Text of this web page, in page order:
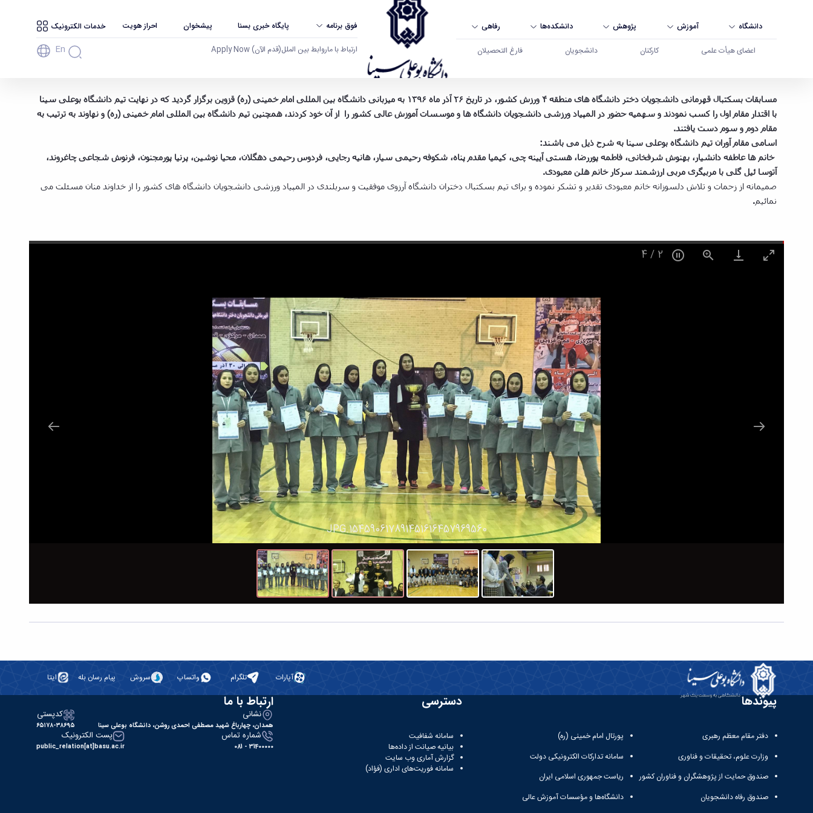
اعضای هیأت علمی کارکنان دانشجویان فارغ التحصیلان (قدم الآن) Apply Now En
قهرمانی تیم بسکتبال دختران دانشجو در مسابقات دانشگاه های منطقه 4 و کسب سهمیه المپیاد ورزشی دانشجویان - دانشگاه بوعلی سینا همدان
مسابقات بسکتبال قهرمانی دانشجویان دختر دانشگاه های منطقه ۴ ورزش کشور، در تاریخ ۲۶ آذر ماه ۱۳۹۶ به میزبانی دانشگاه بین المللی امام خمینی (ره) قزوین برگزار گردید که در نهایت تیم دانشگاه بوعلی سینا
با اقتدار مقام اول را کسب نمودند و سهمیه حضور در المپیاد ورزشی دانشجویان دانشگاه ها و موسسات آموزش عالی کشور را از آن خود کردند، همچنین تیم دانشگاه بین المللی امام خمینی (ره) و نهاوند به ترتیب به
مقام دوم و سوم دست یافتند.
اسامی مقام آوران تیم دانشگاه بوعلی سینا به شرح ذیل می باشند:
خانم ها عاطفه دانشیار، بهنوش شرفخانی، فاطمه پوررضا، هستی آیینه چی، کیمیا مقدم پناه، شکوفه رحیمی سیار، هانیه رجایی، فردوس رحیمی دهگلان، محیا نوشین، پرنیا پورمجنون، فرنوش شجاعی چاغروند،
آتوسا ئیل گلی با مربیگری مربی ارزشمند سرکار خانم هلن معبودی.
صمیمانه از زحمات و تلاش دلسوزانه خانم معبودی تقدیر و تشکر نموده و برای تیم بسکتبال دختران دانشگاه آرزوی موفقیت و سربلندی در المپیاد ورزشی دانشجویان دانشگاه های کشور را از خداوند منان مسئلت می
نمائیم.
154590617891451616457969560.JPG
2
/
4
آپارات تلگرام واتساپ سروش پیام رسان بله ایتا
پیوندها
دفتر مقام معظم رهبری
وزارت علوم، تحقیقات و فناوری
صندوق حمایت از پژوهشگران و فناوران کشور
صندوق رفاه دانشجویان
پورتال امام خمینی (ره)
سامانه تدارکات الکترونیکی دولت
ریاست جمهوری اسلامی ایران
دانشگاه‌ها و مؤسسات آموزش عالی
دسترسی
سامانه شفافیت
بیانیه صیانت از داده‌ها
گزارش آماری وب‌ سایت
سامانه فوریت‌های اداری (فؤاد)
ارتباط با ما
نشانی
همدان، چهارباغ شهید مصطفی احمدی روشن، دانشگاه بوعلی سینا
کدپستی
۶۵۱۷۸-۳۸۶۹۵
شماره تماس
31400000 - 081
پست الکترونیک
public_relation[at]basu.ac.ir